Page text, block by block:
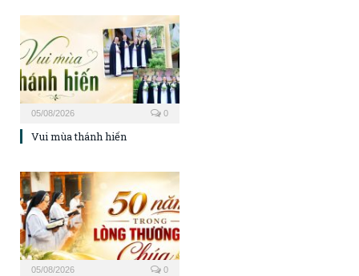
05/08/2026 0
Vui mùa thánh hiến
05/08/2026 0